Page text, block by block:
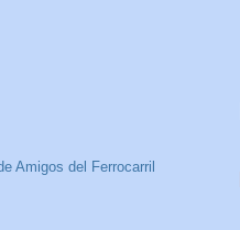
Amigos del Ferrocarril